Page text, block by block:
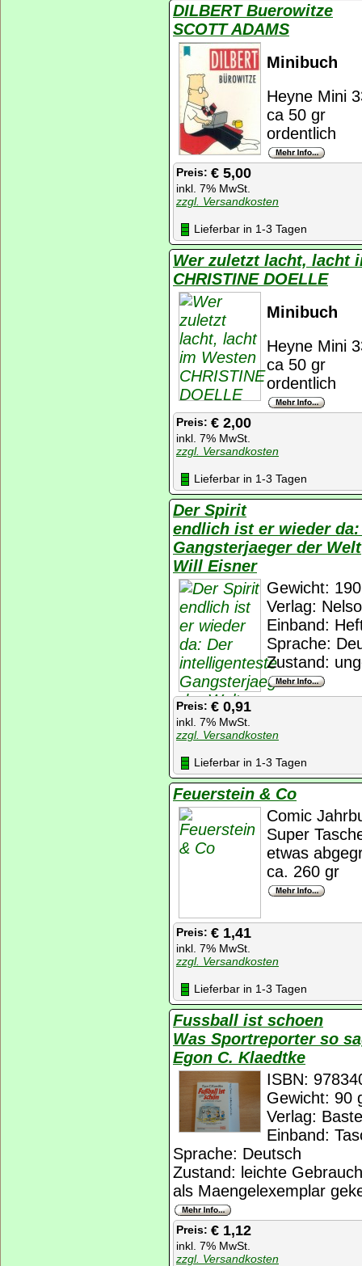
DILBERT Buerowitze
SCOTT ADAMS
Minibuch
Heyne Mini
ca 50 gr
ordentlich
Preis: € 5,00
inkl. 7% MwSt.
zzgl. Versandkosten
Lieferbar in 1-3 Tagen
Wer zuletzt lacht, lacht
CHRISTINE DOELLE
Minibuch
Heyne Mini
ca 50 gr
ordentlich
Preis: € 2,00
inkl. 7% MwSt.
zzgl. Versandkosten
Lieferbar in 1-3 Tagen
Der Spirit
endlich ist er wieder
Gangsterjaeger der Welt
Will Eisner
Gewicht:
Verlag:
Einband:
Sprache:
Zustand:
Preis: € 0,91
inkl. 7% MwSt.
zzgl. Versandkosten
Lieferbar in 1-3 Tagen
Feuerstein & Co
Comic
Super
etwas
ca. 260 gr
Preis: € 1,41
inkl. 7% MwSt.
zzgl. Versandkosten
Lieferbar in 1-3 Tagen
Fussball ist schoen
Was Sportreporter so
Egon C. Klaedtke
ISBN:
Gewicht: 90
Verlag:
Einband:
Sprache: Deutsch
Zustand: leichte
als Maengelexemplar
Preis: € 1,12
inkl. 7% MwSt.
zzgl. Versandkosten